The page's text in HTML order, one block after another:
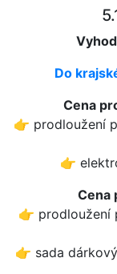
Do
Cena
👉 prodloužení
👉
Cena
👉 prodloužení
👉 sada